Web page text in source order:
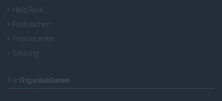
HelpRank
Prüfzeichen
Pressecenter
Satzung
Für Organisationen